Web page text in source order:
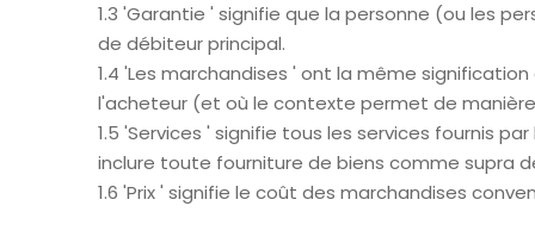
1.3 'Garantie ' signifie que la personne (ou les
de débiteur principal.
1.4 'Les marchandises ' ont la même
l'acheteur (et où le contexte permet de
1.5 'Services ' signifie tous les services fournis
inclure toute fourniture de biens comme supra
1.6 'Prix ' signifie le coût des marchandises